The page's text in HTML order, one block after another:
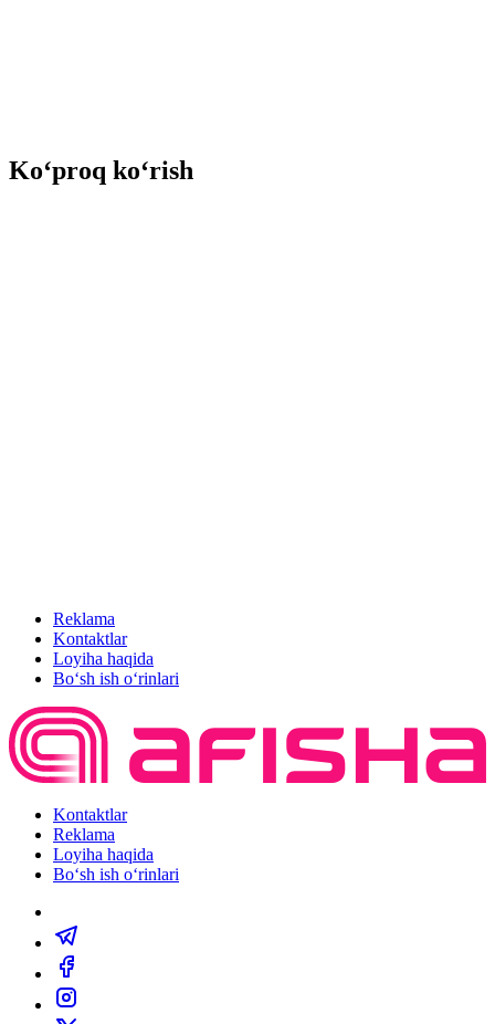
Ko‘proq ko‘rish
Reklama
Kontaktlar
Loyiha haqida
Bo‘sh ish o‘rinlari
Kontaktlar
Reklama
Loyiha haqida
Bo‘sh ish o‘rinlari